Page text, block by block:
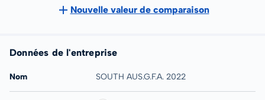
Nouvelle valeur de comparaison
Données de l'entreprise
Nom SOUTH AUS.G.F.A. 2022